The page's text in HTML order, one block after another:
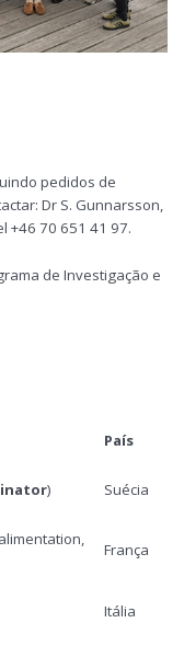
pedidos de
Dr S. Gunnarsson,
+46 70 651 41 97.
de Investigação e
País
) Suécia
França
Itália